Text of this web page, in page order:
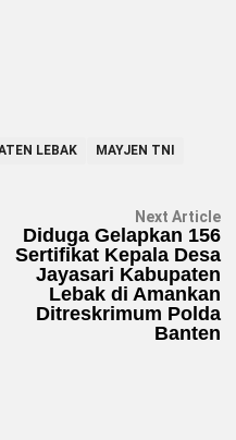
LEBAK MAYJEN TNI
Next Article
Diduga Gelapkan 156
Sertifikat Kepala Desa
Jayasari Kabupaten
Lebak di Amankan
Ditreskrimum Polda
Banten